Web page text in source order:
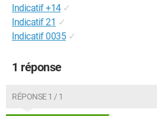
Indicatif +14 ✓
Indicatif 21 ✓
Indicatif 0035 ✓
1 réponse
RÉPONSE 1 / 1